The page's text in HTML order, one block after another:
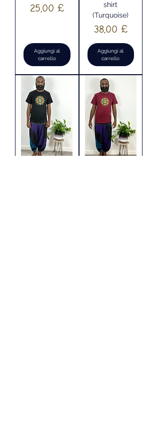
Prezzo
25,00 £
Aggiungi al
carrello
shirt
(Turquoise)
Prezzo
38,00 £
Aggiungi al
carrello